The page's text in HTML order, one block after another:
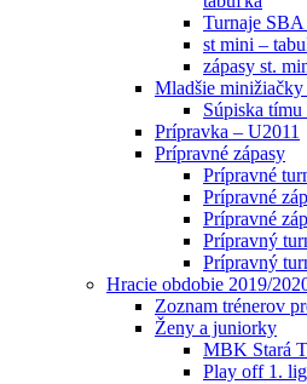
Turnaje
st mini –
zápasy st.
Mladšie
Súpiska
Prípravka – U2011
Prípravné zápasy
Prípravné
Prípravné
Prípravné
Prípravný
Prípravný
Hracie obdobie 2019/
Zoznam trénerov
Ženy a juniorky
MBK Stará
Play off 1.